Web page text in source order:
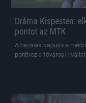
Dráma Kispesten:
pontot az MTK
A hazaiak kapusa a
ponthoz a fővárosi riválist.